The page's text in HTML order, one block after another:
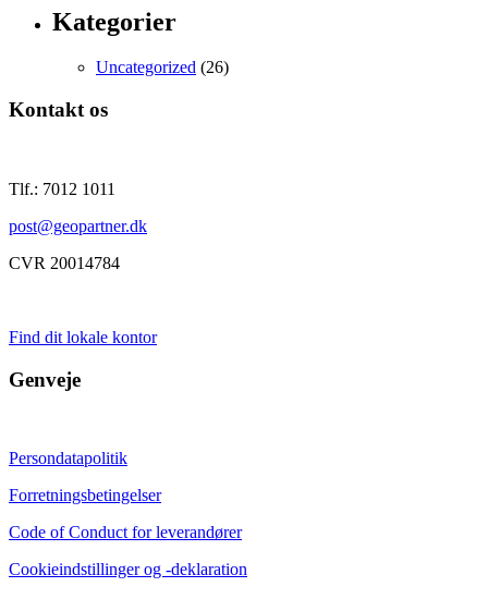
Kategorier
Uncategorized (26)
Kontakt os
Tlf.: 7012 1011
post@geopartner.dk
CVR 20014784
Find dit lokale kontor
Genveje
Persondatapolitik
Forretningsbetingelser
Code of Conduct for leverandører
Cookieindstillinger og -deklaration